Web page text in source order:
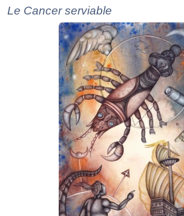
Le Cancer serviable